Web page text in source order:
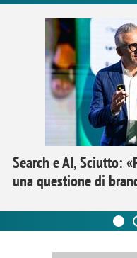
Search e AI, Sciutto:
una questione di